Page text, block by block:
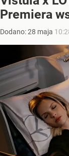
Premiera
Dodano:28 maja